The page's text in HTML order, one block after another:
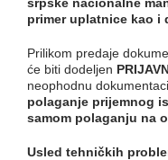
primer uplatnice kao i
Prilikom predaje
će biti dodeljen
neophodnu
polaganje prijemnog
samom polaganju na
Usled tehničkih